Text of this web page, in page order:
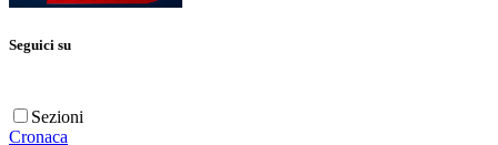
Seguici su
Sezioni
Cronaca